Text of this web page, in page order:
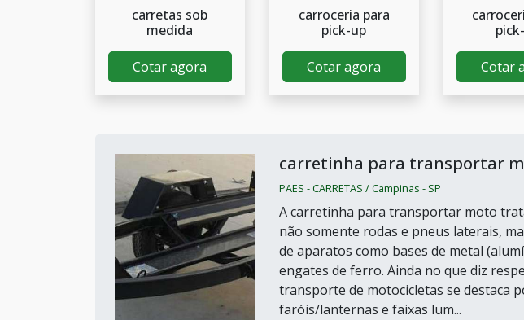
carretas sob
medida
Cotar agora
carroceria para
pick-up
Cotar agora Cotar
carretinha para transportar
PAES - CARRETAS / Campinas - SP
A carretinha para transportar moto
não somente rodas e pneus laterais,
de aparatos como bases de metal
engates de ferro. Ainda no que diz
transporte de motocicletas se destaca
faróis/lanternas e faixas lum...